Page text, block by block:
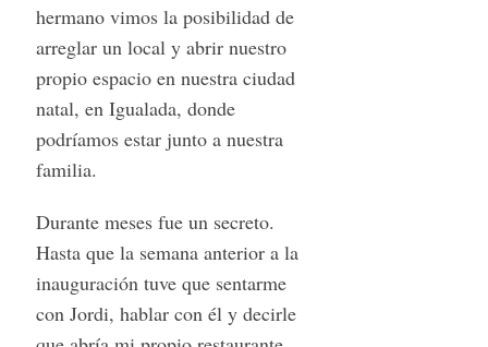
hermano vimos la posibilidad de
arreglar un local y abrir nuestro
propio espacio en nuestra ciudad
natal, en Igualada, donde
podríamos estar junto a nuestra
familia.
Durante meses fue un secreto.
Hasta que la semana anterior a la
inauguración tuve que sentarme
con Jordi, hablar con él y decirle